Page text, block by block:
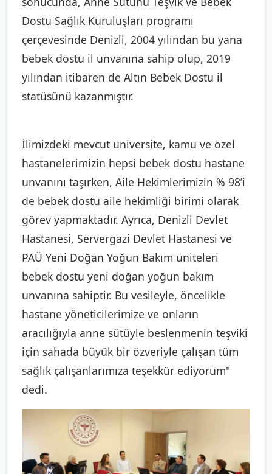
Dostu Sağlık Kuruluşları programı
çerçevesinde Denizli, 2004 yılından bu yana
bebek dostu il unvanına sahip olup, 2019
yılından itibaren de Altın Bebek Dostu il
statüsünü kazanmıştır.
İlimizdeki mevcut üniversite, kamu ve özel
hastanelerimizin hepsi bebek dostu hastane
unvanını taşırken, Aile Hekimlerimizin % 98’i
de bebek dostu aile hekimliği birimi olarak
görev yapmaktadır. Ayrıca, Denizli Devlet
Hastanesi, Servergazi Devlet Hastanesi ve
PAÜ Yeni Doğan Yoğun Bakım üniteleri
bebek dostu yeni doğan yoğun bakım
unvanına sahiptir. Bu vesileyle, öncelikle
hastane yöneticilerimize ve onların
aracılığıyla anne sütüyle beslenmenin teşviki
için sahada büyük bir özveriyle çalışan tüm
sağlık çalışanlarımıza teşekkür ediyorum"
dedi.